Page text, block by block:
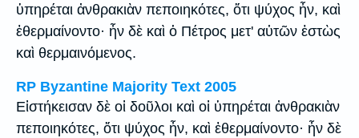
ὑπηρέται ἀνθρακιὰν πεποιηκότες, ὅτι ψύχος ἦν, καὶ
ἐθερμαίνοντο· ἦν δὲ καὶ ὁ Πέτρος μετ' αὐτῶν ἑστὼς
καὶ θερμαινόμενος.
RP Byzantine Majority Text 2005
Εἱστήκεισαν δὲ οἱ δοῦλοι καὶ οἱ ὑπηρέται ἀνθρακιὰν
πεποιηκότες, ὅτι ψύχος ἦν, καὶ ἐθερμαίνοντο· ἦν δὲ